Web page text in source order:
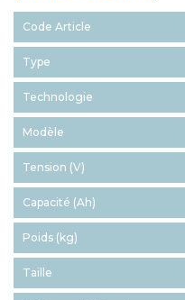
Code Article
Type
Technologie
Modèle
Tension (V)
Capacité (Ah)
Poids (kg)
Taille